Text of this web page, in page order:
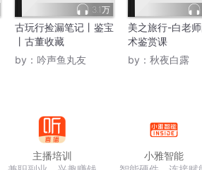
3.1万
古玩行捡漏笔记丨鉴宝
丨古董收藏
by： 吟声鱼丸友
美之旅行-白老
术鉴赏课
by： 秋夜白露
主播培训
小雅智能